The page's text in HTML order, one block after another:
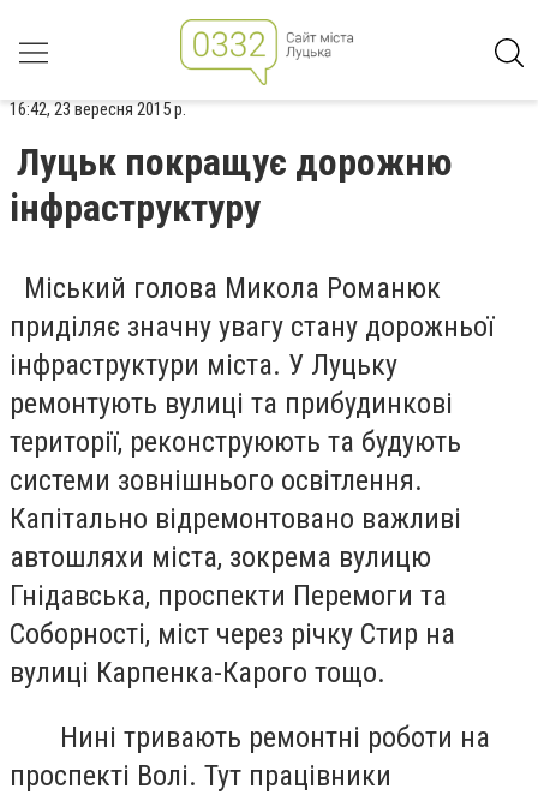
16:42, 23 вересня 2015 р.
Луцьк покращує дорожню
інфраструктуру
Міський голова Микола Романюк
приділяє значну увагу стану дорожньої
інфраструктури міста. У Луцьку
ремонтують вулиці та прибудинкові
території, реконструюють та будують
системи зовнішнього освітлення.
Капітально відремонтовано важливі
автошляхи міста, зокрема вулицю
Гнідавська, проспекти Перемоги та
Соборності, міст через річку Стир на
вулиці Карпенка-Карого тощо.
Нині тривають ремонтні роботи на
проспекті Волі. Тут працівники